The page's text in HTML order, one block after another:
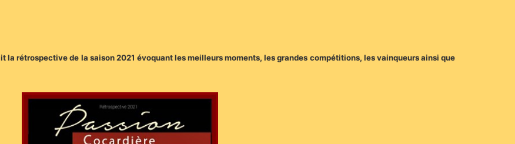
la rétrospective de la saison 2021 évoquant les meilleurs moments, les grandes compétitions, les vainqueurs ainsi que